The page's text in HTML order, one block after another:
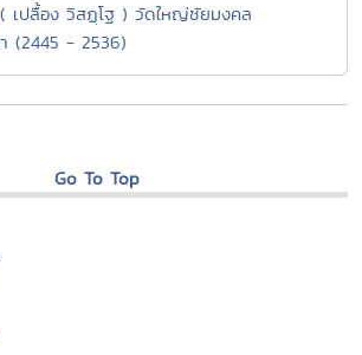
เปลื้อง วิสฏฺโฐ ) วัดใหญ่ชัยมงคล
(2445 - 2536)
Go To Top